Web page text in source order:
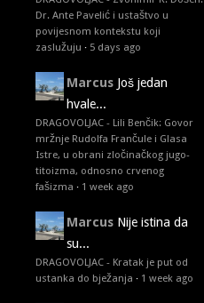
Dr. Ante Pavelić i ustaštvo u
povijesnom kontekstu koji
zaslužuju · 5 days ago
Marcus Još jedan
hvale...
DRAGOVOLJAC - Lili Benčik: Govor
mržnje Rudolfa Frančule i Glasa
Istre, u obrani zločinačkog jugo-
titoizma, odnosno crvenog
fašizma · 1 week ago
Marcus Nije istina da
su...
DRAGOVOLJAC - Kratak je put od
ustanka do bježanja · 1 week ago